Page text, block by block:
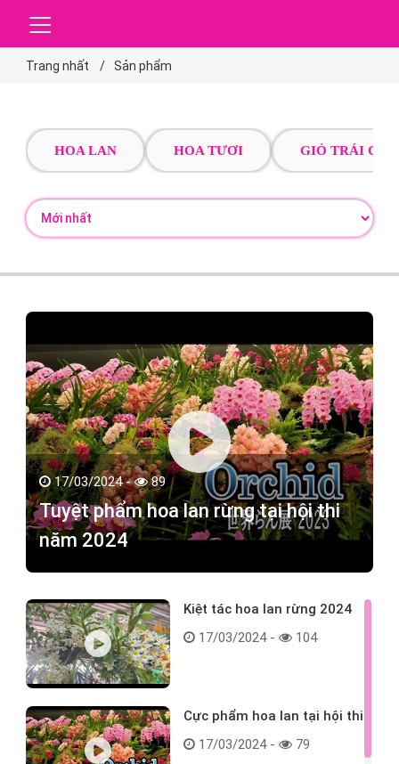
Trang nhất Sản phẩm
HOA LAN HOA TƯƠI GIỎ TRÁI CÂY
17/03/2024 - 89
Tuyệt phẩm hoa lan rừng tại hội thi
năm 2024
Kiệt tác hoa lan rừng 2024
17/03/2024 -
104
Cực phẩm hoa lan tại hội thi
17/03/2024 -
79